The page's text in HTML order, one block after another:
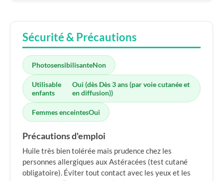
Sécurité & Précautions
PhotosensibilisanteNon
Utilisable
enfants
Oui (dès Dès 3 ans (par voie cutanée et
en diffusion))
Femmes enceintesOui
Précautions d'emploi
Huile très bien tolérée mais prudence chez les
personnes allergiques aux Astéracées (test cutané
obligatoire). Éviter tout contact avec les yeux et les